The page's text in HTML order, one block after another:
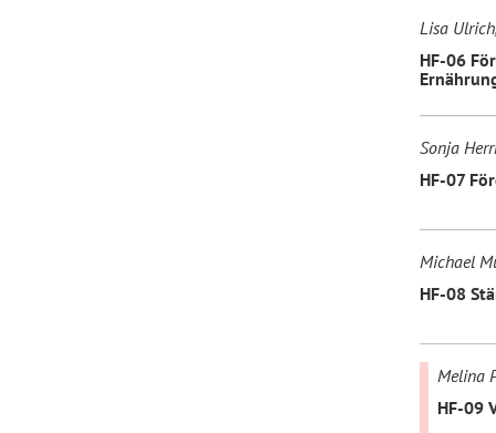
Lisa
HF-06
Sonja
HF-07
Michael
HF-08
Melina
HF-09